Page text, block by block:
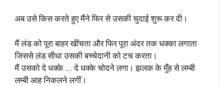
अब उसे किस करते हुए मैंने फिर से उसकी चुदाई शुरू कर दी।
मैं लंड को पूरा बाहर खींचता और फिर पूरा अंदर तक धक्का लगाता
जिससे लंड सीधा उसकी बच्चेदानी को टच करता।
मैं उसको दे धक्के … दे धक्के चोदने लगा। झलक के मुँह से लम्बी
लम्बी आह निकलने लगीं।